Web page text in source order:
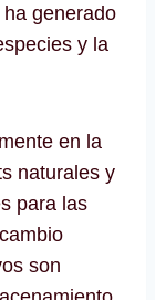
generado
y la
en la
naturales y
para las
son